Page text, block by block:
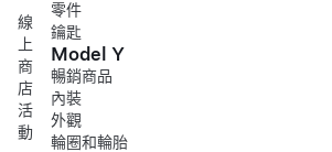
線
上
商
店
活
動
零件
鑰匙
Model Y
暢銷商品
內裝
外觀
輪圈和輪胎